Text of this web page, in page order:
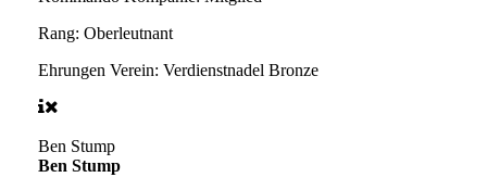
Rang: Oberleutnant
Ehrungen Verein: Verdienstnadel Bronze
Ben Stump
Ben Stump